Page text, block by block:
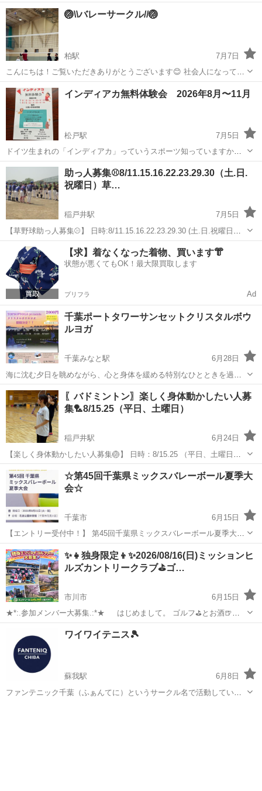
友達つくりたい！何か始めたい！」 そんな22〜25歳にぴったりなサー
クルです🫶 毎回わいわい楽しく、初心者も経験者も一緒にプレーして
ます🙆‍♀️ ⸻ 💡こ...
千葉 我孫子市 我孫子駅 スポーツ
🏐\\バレーサークル//🏐
柏駅
7月7日
こんにちは！ご覧いただきありがとうございます😊 社会人になってか
ら「運動不足かも…」「久しぶりに体を動かしたいな〜」と感じてい
ませんか？ そんなあなたにぴったり！楽しく・ゆるく・気軽に参加で
千葉 柏市 柏駅 スポーツ バレー
インディアカ無料体験会 2026年8月〜11月
松戸駅
7月5日
ドイツ生まれの「インディアカ」っていうスポーツ知っていますか？
知らない人の方が圧倒的に多いスポーツです。 バドミントンの羽根を
大きくしたものを手で打ち合います。 コートはバドミントンのコート
を使い４対4で戦いルールはバレー...
千葉 松戸市 松戸駅 スポーツ
助っ人募集⚾️8/11.15.16.22.23.29.30（土.日.
祝曜日）草…
稲戸井駅
7月5日
【草野球助っ人募集⚾️】 日時:8/11.15.16.22.23.29.30 (土.日.祝曜日）
9時〜13時 場所：メッセージ頂いた方のみお伝えしてます！(大体流
山、柏、取手辺りの河川敷...
千葉 稲戸井駅 スポーツ
【求】着なくなった着物、買います👘
状態が悪くてもOK！最大限買取します
プリフラ Ad
千葉ポートタワーサンセットクリスタルボウ
ルヨガ
千葉みなと駅
6月28日
海に沈む夕日を眺めながら、心と身体を緩める特別なひとときを過ご
しませんか? 心地よいヨガで身体をほぐしながらクリスタルボウルヨ
ガの澄み渡る音色と振動に包まれる癒しの時間。 空の色が刻々と変化
していくサンセットタイムに、自...
千葉 千葉市 千葉みなと駅 スポーツ クリスタルボウル
〖バドミントン〗楽しく身体動かしたい人募
集🏸8/15.25（平日、土曜日）
稲戸井駅
6月24日
【楽しく身体動かしたい人募集🏐】 日時：8/15.25 （平日、土曜日）
19時〜21時 場所:取手、藤代、柏の体育館です！ 参加費：300円 レベ
ル：初級〜中級（未経験もOK） 男女混合で、和気あいあいと楽...
千葉 柏市 稲戸井駅 スポーツ
☆第45回千葉県ミックスバレーボール夏季大
会☆
千葉市
6月15日
【エントリー受付中！】 第45回千葉県ミックスバレーボール夏季大会
期日：2026年8月11日(火祝) 会場：花島公園体育館 申込締切：2026年7
月31日(金) ▽詳細 https://www.njsf...
千葉 千葉市 スポーツ
✨👧独身限定👦✨2026/08/16(日)ミッションヒ
ルズカントリークラブ⛳ゴ…
市川市
6月15日
★*:.参加メンバー大募集.:*★ はじめまして。 ゴルフ⛳とお酒🍺と
ラーメン🍜をこよなく愛するゴルフサークルFun☆Fanです🎵関東のラ
ウンド中心に親睦会や練習会、土日祝平日ゴルフ&イベント盛りだくさ
ん🎵 独身...
市川市 スポーツ 独身
ワイワイテニス🎾
蘇我駅
6月8日
ファンテニック千葉（ふぁんてに）というサークル名で活動していま